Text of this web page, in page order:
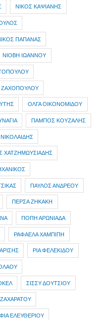
ΝΙΚΟΣ ΚΑΨΙΑΝΗΣ
ΠΑΠΑΝΑΣ
ΝΙΟΒΗ ΙΩΑΝΝΟΥ
ΖΑΧΟΠΟΥΛΟΥ
ΟΛΓΑ ΟΙΚΟΝΟΜΙΔΟΥ
ΠΑΜΠΟΣ ΚΟΥΖΑΛΗΣ
ΧΑΤΖΗΜΩΥΣΙΑΔΗΣ
ΠΑΥΛΟΣ ΑΝΔΡΕΟΥ
ΠΕΡΣΑ ΖΗΚΑΚΗ
ΠΟΠΗ ΑΡΩΝΙΑΔΑ
ΡΑΦΑΕΛΑ ΧΑΜΠΙΠΗ
ΡΙΑ ΦΕΛΕΚΙΔΟΥ
ΣΙΣΣΥ ΔΟΥΤΣΙΟΥ
ΕΛΕΥΘΕΡΙΟΥ